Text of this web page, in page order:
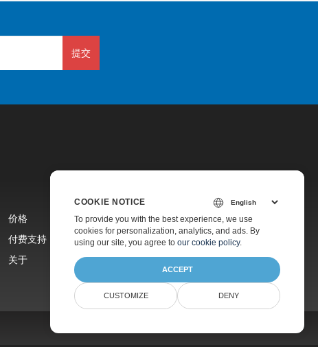
提交
价格
付费支持
关于
COOKIE NOTICE
To provide you with the best experience, we use
cookies for personalization, analytics, and ads. By
using our site, you agree to our cookie policy.
ACCEPT
CUSTOMIZE DENY